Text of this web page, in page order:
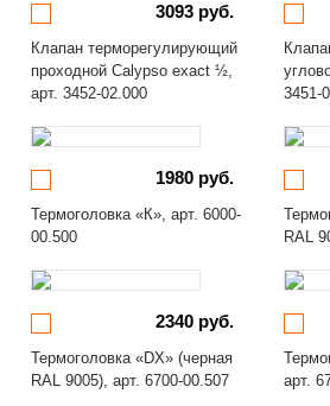
3093 руб.
Клапан терморегулирующий
проходной Calypso exact ½,
арт. 3452-02.000
3451-
1980 руб.
Термоголовка «К», арт. 6000-
00.500
RAL
2340 руб.
Термоголовка «DX» (черная
RAL 9005), арт. 6700-00.507
арт.